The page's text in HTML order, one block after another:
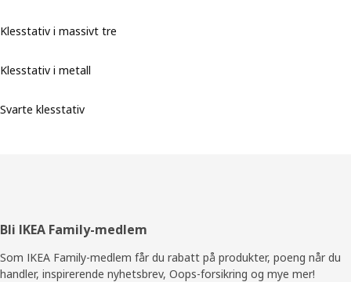
Klesstativ i massivt tre
Klesstativ i metall
Svarte klesstativ
Bunntekst
Bli IKEA Family-medlem
Som IKEA Family-medlem får du rabatt på produkter, poeng når du
handler, inspirerende nyhetsbrev, Oops-forsikring og mye mer!